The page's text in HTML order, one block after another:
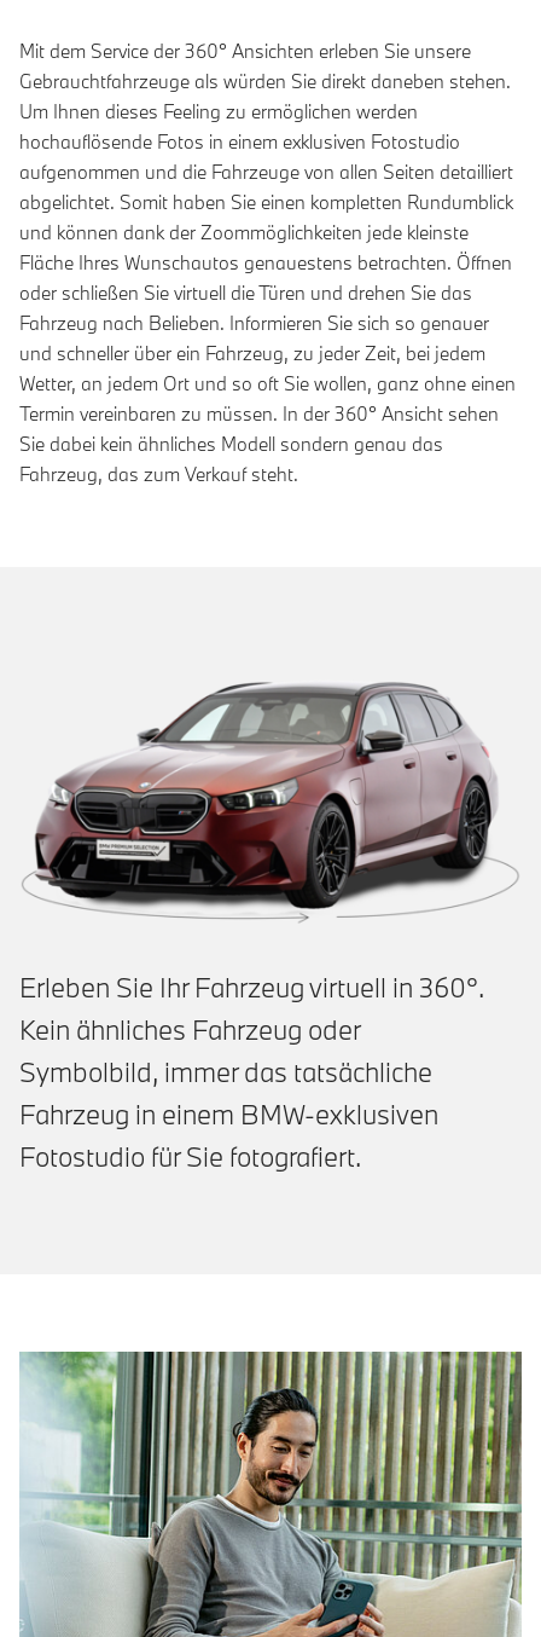
Mit dem Service der 360° Ansichten erleben Sie unsere
Gebrauchtfahrzeuge als würden Sie direkt daneben stehen.
Um Ihnen dieses Feeling zu ermöglichen werden
hochauflösende Fotos in einem exklusiven Fotostudio
aufgenommen und die Fahrzeuge von allen Seiten detailliert
abgelichtet. Somit haben Sie einen kompletten Rundumblick
und können dank der Zoommöglichkeiten jede kleinste
Fläche Ihres Wunschautos genauestens betrachten. Öffnen
oder schließen Sie virtuell die Türen und drehen Sie das
Fahrzeug nach Belieben. Informieren Sie sich so genauer
und schneller über ein Fahrzeug, zu jeder Zeit, bei jedem
Wetter, an jedem Ort und so oft Sie wollen, ganz ohne einen
Termin vereinbaren zu müssen. In der 360° Ansicht sehen
Sie dabei kein ähnliches Modell sondern genau das
Fahrzeug, das zum Verkauf steht.
Erleben Sie Ihr Fahrzeug virtuell in 360°.
Kein ähnliches Fahrzeug oder
Symbolbild, immer das tatsächliche
Fahrzeug in einem BMW-exklusiven
Fotostudio für Sie fotografiert.